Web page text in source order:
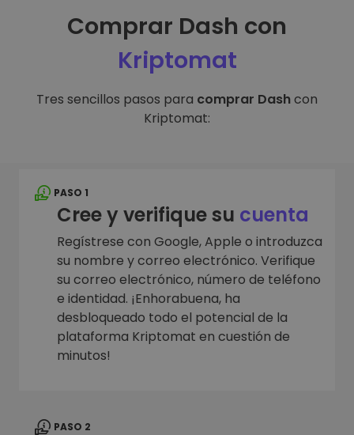
Comprar Dash con
Kriptomat
Tres sencillos pasos para comprar Dashcon
Kriptomat:
PASO 1
Cree y verifique su cuenta
Regístrese con Google, Apple o introduzca
su nombre y correo electrónico. Verifique
su correo electrónico, número de teléfono
e identidad. ¡Enhorabuena, ha
desbloqueado todo el potencial de la
plataforma Kriptomat en cuestión de
minutos!
PASO 2